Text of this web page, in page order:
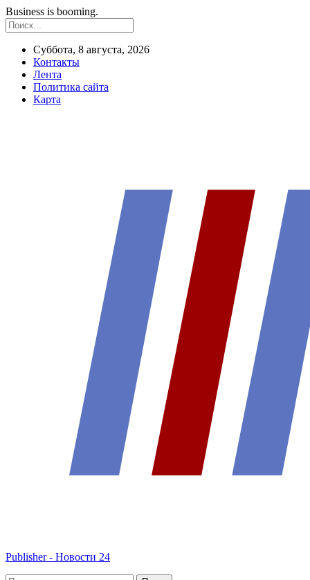
Business is booming.
Суббота, 8 августа, 2026
Контакты
Лента
Политика сайта
Карта
Publisher - Новости 24